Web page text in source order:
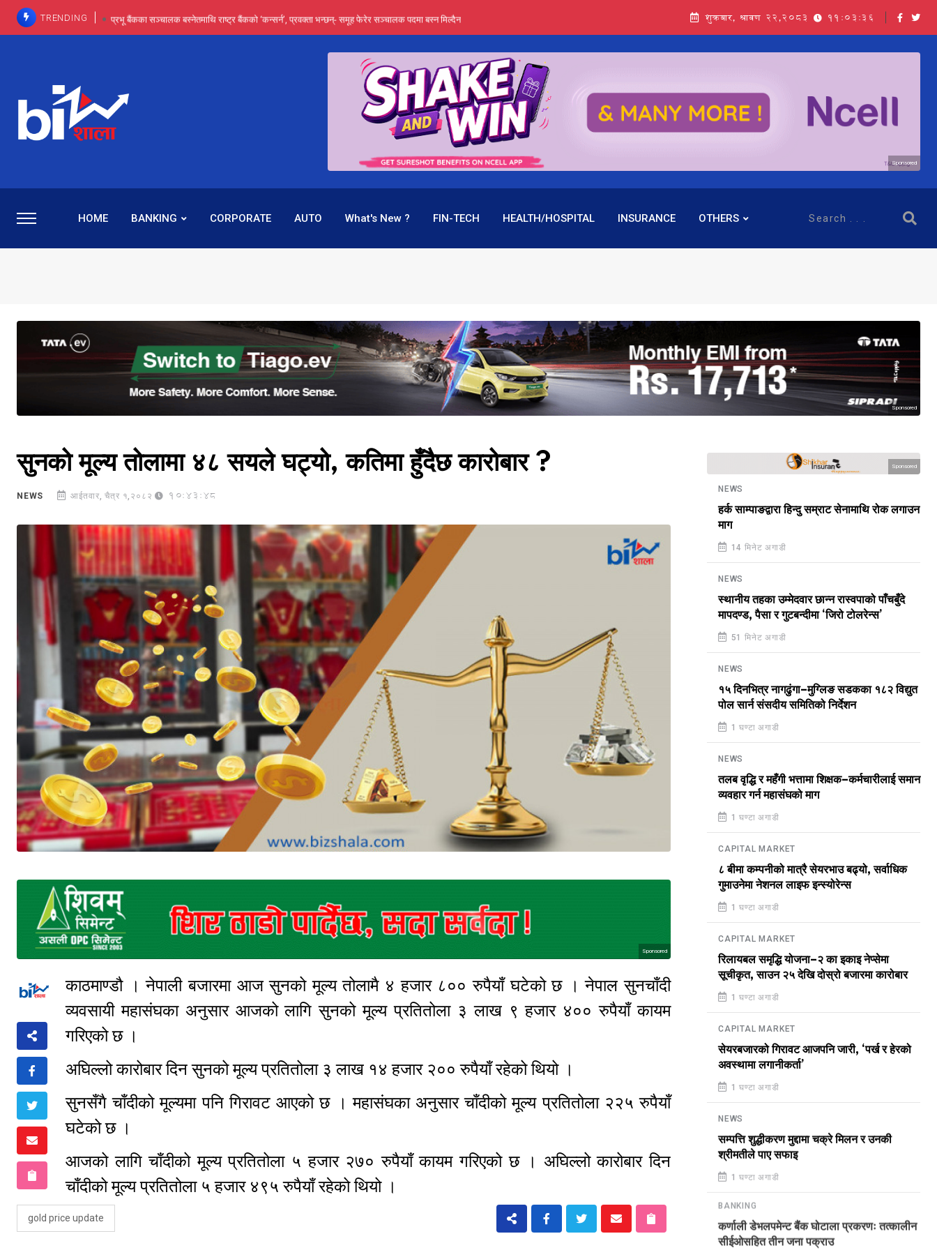
TRENDING प्रभू बैंकका सञ्चालक बस्नेतमाथि राष्ट्र बैंकको ‘कन्सर्न’, प्रवक्ता भन्छन्- समूह फेरेर सञ्चालक पदमा बस्न मिल्दैन
प्रभू बैंकमा सेञ्चुरीबाट आएका कर्मचारीमाथि हदैसम्मको विभेदः एउटै पदमा दुई थरि तलब, वर्षमै ९२ हजार घाटा !
कमाइमा गरिमाको दमदार छलाङ, सेयरधनीलाई २० प्रतिशत लाभांश दिने क्षमता
प्रभु बैंकमा रमिता : सर्वसाधारणबाट छिरेका बस्नेत संस्थापक बनेर निरन्तर, राष्ट्र बैंक किन मौन ?
शुक्रबार, श्रावण २२,२०८३ 11:03:37
Sponsored
HOME BANKING CORPORATE AUTO What's New ? FIN-TECH HEALTH/HOSPITAL INSURANCE OTHERS
Sponsored
सुनको मूल्य तोलामा ४८ सयले घट्यो, कतिमा हुँदैछ कारोबार ?
NEWS आईतवार, चैत्र १,२०८२ 10:43:48
Sponsored
काठमाण्डौ । नेपाली बजारमा आज सुनको मूल्य तोलामै ४ हजार ८०० रुपैयाँ घटेको छ । नेपाल सुनचाँदी
व्यवसायी महासंघका अनुसार आजको लागि सुनको मूल्य प्रतितोला ३ लाख ९ हजार ४०० रुपैयाँ कायम
गरिएको छ ।
अघिल्लो कारोबार दिन सुनको मूल्य प्रतितोला ३ लाख १४ हजार २०० रुपैयाँ रहेको थियो ।
सुनसँगै चाँदीको मूल्यमा पनि गिरावट आएको छ । महासंघका अनुसार चाँदीको मूल्य प्रतितोला २२५ रुपैयाँ
घटेको छ ।
आजको लागि चाँदीको मूल्य प्रतितोला ५ हजार २७० रुपैयाँ कायम गरिएको छ । अघिल्लो कारोबार दिन
चाँदीको मूल्य प्रतितोला ५ हजार ४९५ रुपैयाँ रहेको थियो ।
gold price update
Sponsored
NEWS
हर्क साम्पाङद्वारा हिन्दु सम्राट सेनामाथि रोक लगाउन
माग
14 मिनेट अगाडी
NEWS
स्थानीय तहका उम्मेदवार छान्न रास्वपाको पाँचबुँदे
मापदण्ड, पैसा र गुटबन्दीमा ‘जिरो टोलरेन्स’
51 मिनेट अगाडी
NEWS
१५ दिनभित्र नागढुंगा–मुग्लिङ सडकका १८२ विद्युत
पोल सार्न संसदीय समितिको निर्देशन
1 घण्टा अगाडी
NEWS
तलब वृद्धि र महँगी भत्तामा शिक्षक–कर्मचारीलाई समान
व्यवहार गर्न महासंघको माग
1 घण्टा अगाडी
CAPITAL MARKET
८ बीमा कम्पनीको मात्रै सेयरभाउ बढ्यो, सर्वाधिक
गुमाउनेमा नेशनल लाइफ इन्स्योरेन्स
1 घण्टा अगाडी
CAPITAL MARKET
रिलायबल समृद्धि योजना–२ का इकाइ नेप्सेमा
सूचीकृत, साउन २५ देखि दोस्रो बजारमा कारोबार
1 घण्टा अगाडी
CAPITAL MARKET
सेयरबजारको गिरावट आजपनि जारी, ‘पर्ख र हेरको
अवस्थामा लगानीकर्ता’
1 घण्टा अगाडी
NEWS
सम्पत्ति शुद्धीकरण मुद्दामा चक्रे मिलन र उनकी
श्रीमतीले पाए सफाइ
1 घण्टा अगाडी
BANKING
कर्णाली डेभलपमेन्ट बैंक घोटाला प्रकरणः तत्कालीन
सीईओसहित तीन जना पक्राउ